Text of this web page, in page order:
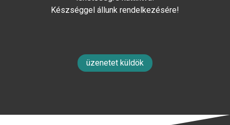
Készséggel állunk rendelkezésére!
üzenetet küldök